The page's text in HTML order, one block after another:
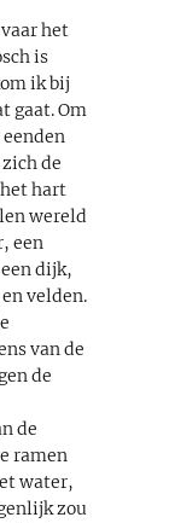
het
is
ik bij
gaat. Om
de
hart
wereld
een
dijk,
velden.
van de
de
de
ramen
water,
zou